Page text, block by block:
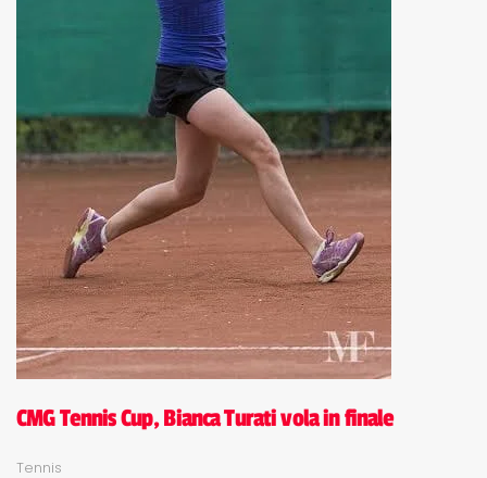
CMG Tennis Cup, Bianca Turati vola in finale
Tennis